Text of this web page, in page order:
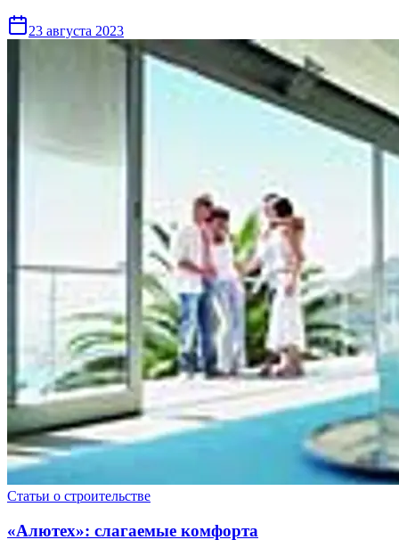
23 августа 2023
Статьи о строительстве
«Алютех»: cлагаемые комфорта